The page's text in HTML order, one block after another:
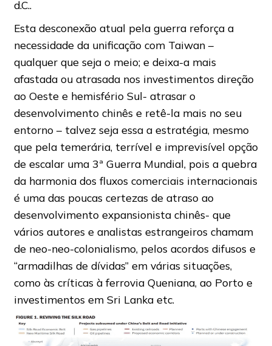
d.C..
Esta desconexão atual pela guerra reforça a
necessidade da unificação com Taiwan –
qualquer que seja o meio; e deixa-a mais
afastada ou atrasada nos investimentos direção
ao Oeste e hemisfério Sul- atrasar o
desenvolvimento chinês e retê-la mais no seu
entorno – talvez seja essa a estratégia, mesmo
que pela temerária, terrível e imprevisível opção
de escalar uma 3ª Guerra Mundial, pois a quebra
da harmonia dos fluxos comerciais internacionais
é uma das poucas certezas de atraso ao
desenvolvimento expansionista chinês- que
vários autores e analistas estrangeiros chamam
de neo-neo-colonialismo, pelos acordos difusos e
“armadilhas de dívidas” em várias situações,
como às críticas à ferrovia Queniana, ao Porto e
investimentos em Sri Lanka etc.